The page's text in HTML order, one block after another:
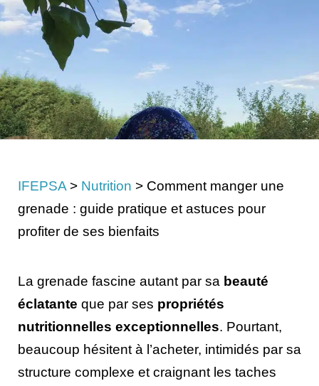
IFEPSA > Nutrition > Comment manger une
grenade : guide pratique et astuces pour
profiter de ses bienfaits
La grenade fascine autant par sa beauté
éclatante que par ses propriétés
nutritionnelles exceptionnelles. Pourtant,
beaucoup hésitent à l’acheter, intimidés par sa
structure complexe et craignant les taches